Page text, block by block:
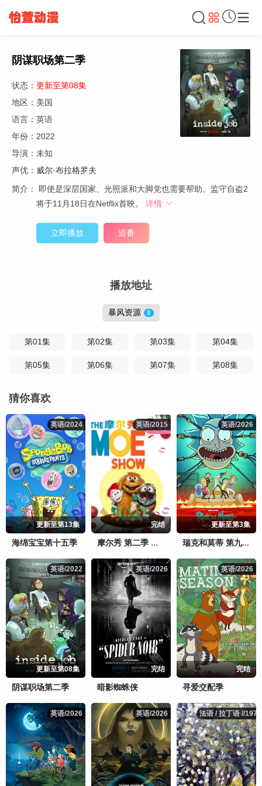
阴谋职场第二季
状态： 更新至第08集
地区：美国
语言：英语
年份：2022
导演：未知
声优： 威尔·布拉格罗夫
简介：
即使是深层国家、光照派和大脚党也需要帮助。监守自盗2
将于11月18日在Netflix首映。
详情
立即播放 追番
播放地址
暴风资源 8
第01集 第02集 第03集 第04集
第05集 第06集 第07集 第08集
猜你喜欢
英语/2024
英语/2024
更新至第13集
海绵宝宝第十五季
英语/2015
英语/2015
完结
摩尔秀 第二季 中文配音
英语/2026
英语/2026
更新至第3集
瑞克和莫蒂 第九季
英语/2022
英语/2022
更新至第08集
阴谋职场第二季
英语/2026
英语/2026
完结
暗影蜘蛛侠
英语/2026
英语/2026
完结
寻爱交配季
英语/2026
英语/2026 英语/2026
英语/2026 法语 / 拉丁语 //1971
法语 / 拉丁语 //1971